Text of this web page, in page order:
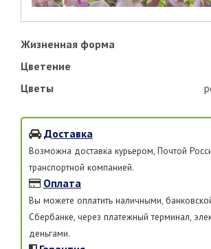
Жизненная форма
Цветение
Цветы
Доставка
Возможна доставка курьером, Почтой
транспортной компанией.
Оплата
Вы можете оплатить наличными,
Сбербанке, через платежный терминал,
деньгами.